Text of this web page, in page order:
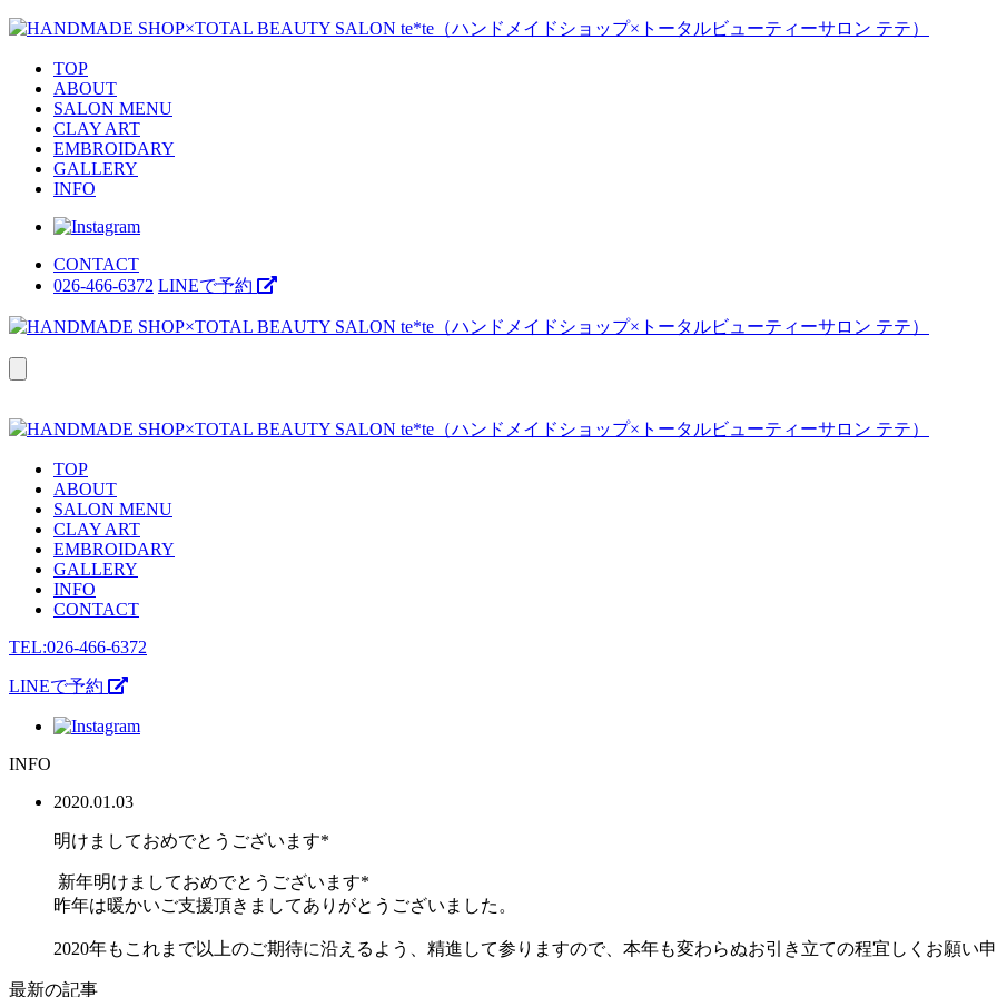
TOP
ABOUT
SALON MENU
CLAY ART
EMBROIDARY
GALLERY
INFO
CONTACT
026-466-6372 LINEで予約
TOP
ABOUT
SALON MENU
CLAY ART
EMBROIDARY
GALLERY
INFO
CONTACT
TEL:026-466-6372
LINEで予約
INFO
2020.01.03
明けましておめでとうございます*
新年明けましておめでとうございます*
昨年は暖かいご支援頂きましてありがとうございました。
2020年もこれまで以上のご期待に沿えるよう、精進して参りますので、本年も変わらぬお引き立ての程宜しくお願い
最新の記事